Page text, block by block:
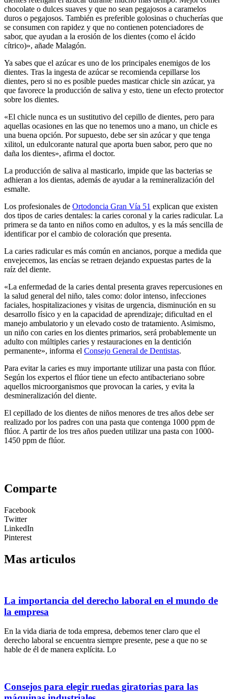
chocolate o dulces suaves y que no sean pegajosos a caramelos
duros o pegajosos. También es preferible golosinas o chucherías que
se consumen con rapidez y que no contienen potenciadores de
sabor, que ayudan a la erosión de los dientes (como el ácido
cítrico)», añade Malagón.
Ya sabes que el azúcar es uno de los principales enemigos de los
dientes. Tras la ingesta de azúcar se recomienda cepillarse los
dientes, pero si no es posible puedes masticar chicle sin azúcar, ya
que favorece la producción de saliva y esto, tiene un efecto protector
sobre los dientes.
«El chicle nunca es un sustitutivo del cepillo de dientes, pero para
aquellas ocasiones en las que no tenemos uno a mano, un chicle es
una buena opción. Por supuesto, debe ser sin azúcar y que tenga
xilitol, un edulcorante natural que aporta buen sabor, pero que no
daña los dientes», afirma el doctor.
La producción de saliva al masticarlo, impide que las bacterias se
adhieran a los dientas, además de ayudar a la remineralización del
esmalte.
Los profesionales de Ortodoncia Gran Vía 51 explican que existen
dos tipos de caries dentales: la caries coronal y la caries radicular. La
primera se da tanto en niños como en adultos, y es la más sencilla de
identificar por el cambio de coloración que presenta.
La caries radicular es más común en ancianos, porque a medida que
envejecemos, las encías se retraen dejando expuestas partes de la
raíz del diente.
«La enfermedad de la caries dental presenta graves repercusiones en
la salud general del niño, tales como: dolor intenso, infecciones
faciales, hospitalizaciones y visitas de urgencia, disminución en su
desarrollo físico y en la capacidad de aprendizaje; dificultad en el
manejo ambulatorio y un elevado costo de tratamiento. Asimismo,
un niño con caries en los dientes primarios, será probablemente un
adulto con múltiples caries y restauraciones en la dentición
permanente», informa el Consejo General de Dentistas.
Para evitar la caries es muy importante utilizar una pasta con flúor.
Según los expertos el flúor tiene un efecto antibacteriano sobre
aquellos microorganismos que provocan la caries, y evita la
desmineralización del diente.
El cepillado de los dientes de niños menores de tres años debe ser
realizado por los padres con una pasta que contenga 1000 ppm de
flúor. A partir de los tres años pueden utilizar una pasta con 1000-
1450 ppm de flúor.
Comparte
Facebook
Twitter
LinkedIn
Pinterest
Mas articulos
La importancia del derecho laboral en el mundo de
la empresa
En la vida diaria de toda empresa, debemos tener claro que el
derecho laboral se encuentra siempre presente, pese a que no se
hable de él de manera explícita. Lo
Consejos para elegir ruedas giratorias para las